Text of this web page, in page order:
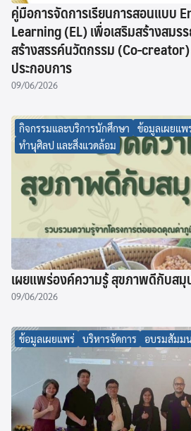
คู่มือการจัดการเรียนการสอนแบบ
Learning (EL) เพื่อเสริมสร้างสมร
สร้างสรรค์นวัตกรรม (Co-
ประกอบการ
09/06/2026
กิจกรรมและบริการนักศึกษา ข้อมูลเผยแพ
ทำนุศิลป และสิ่งแวดล้อม
เผยแพร่องค์ความรู้ สุขภาพดีกับสมุ
09/06/2026
ข้อมูลเผยแพร่ บริหารจัดการ อบรมสัมม